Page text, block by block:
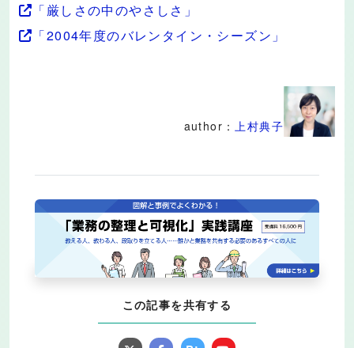
「厳しさの中のやさしさ」
「2004年度のバレンタイン・シーズン」
author：上村典子
この記事を共有する